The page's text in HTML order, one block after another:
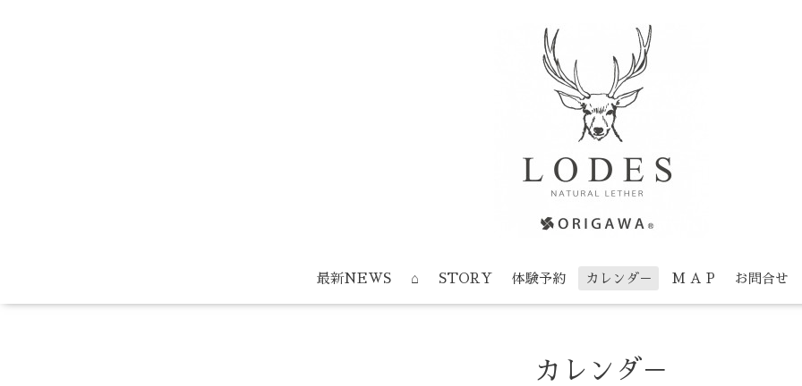
最新NEWS ⌂ STORY 体験予約 カレンダ－ M A P お問合せ
カレンダ－